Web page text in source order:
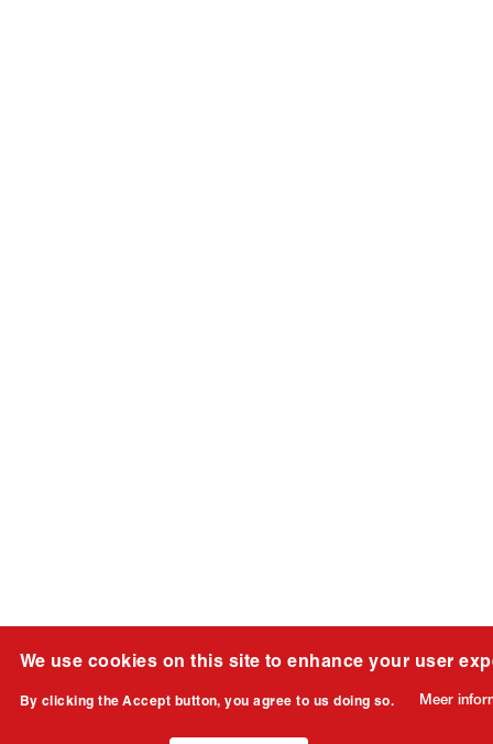
We use cookies on this site to enhance your user
By clicking the Accept button, you agree to us doing so. Meer